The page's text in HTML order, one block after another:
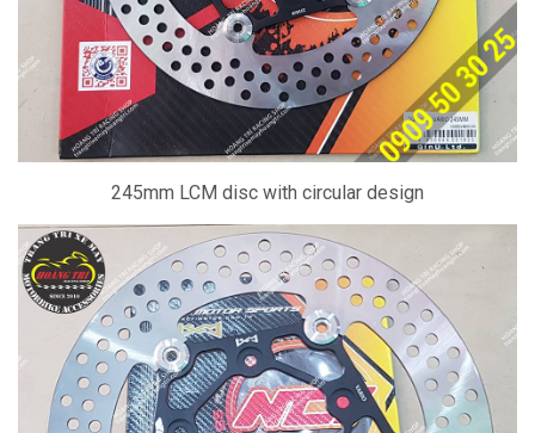
245mm LCM disc with circular design